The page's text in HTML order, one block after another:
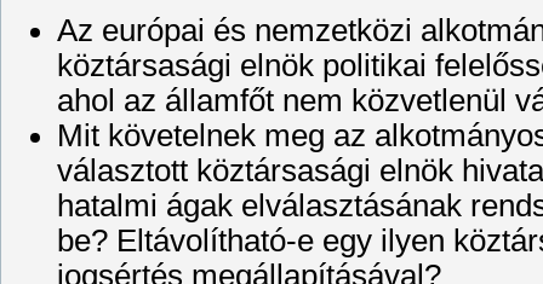
Az európai és nemzetközi
köztársasági elnök politikai
ahol az államfőt nem közvetlenül
Mit követelnek meg az
választott köztársasági elnök
hatalmi ágak elválasztásának
be? Eltávolítható-e egy ilyen
jogsértés megállapításával?